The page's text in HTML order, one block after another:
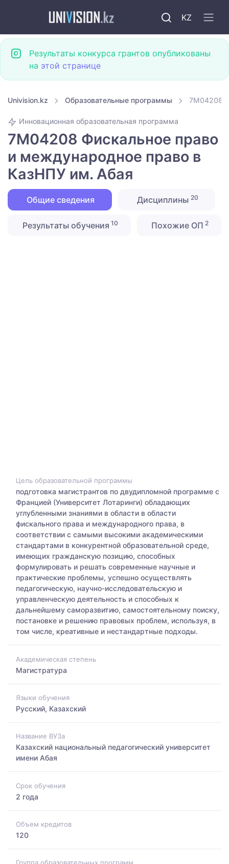
KZ
Результаты конкурса грантов опубликованы
на этой странице
Univision.kz Образовательные программы 7M04208
Инновационная образовательная программа
7M04208 Фискальное право
и международное право в
КазНПУ им. Абая
Общие сведения Дисциплины 20
Результаты обучения 10 Похожие ОП 2
Цель образовательной программы
подготовка магистрантов по двудипломной программе с
Францией (Университет Лотаринги) обладающих
углубленными знаниями в области в области
фискального права и международного права, в
соответствии с самыми высокими академическими
стандартами в конкурентной образовательной среде,
имеющих гражданскую позицию, способных
формулировать и решать современные научные и
практические проблемы, успешно осуществлять
педагогическую, научно-исследовательскую и
управленческую деятельность и способных к
дальнейшему саморазвитию, самостоятельному поиску,
постановке и решению правовых проблем, используя, в
том числе, креативные и нестандартные подходы.
Академическая степень
Магистратура
Языки обучения
Русский, Казахский
Название ВУЗа
Казахский национальный педагогический университет
имени Абая
Срок обучения
2 года
Объем кредитов
120